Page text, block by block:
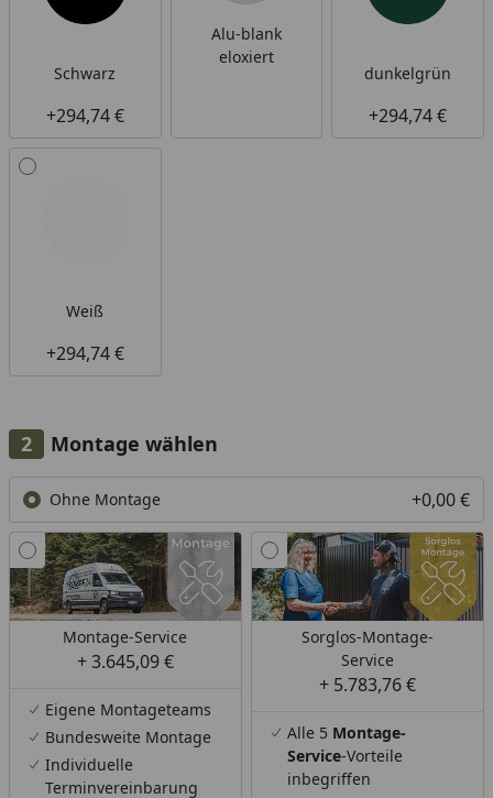
Schwarz
+294,74 €
Alu-blank
eloxiert
dunkelgrün
+294,74 €
Weiß
+294,74 €
Montage wählen
Ohne Montage +0,00 €
Montage-Service
+ 3.645,09 €
Eigene Montageteams
Bundesweite Montage
Individuelle
Terminvereinbarung
Sorglos-Montage-
Service
+ 5.783,76 €
Alle 5 Montage-
Service-Vorteile
inbegriffen